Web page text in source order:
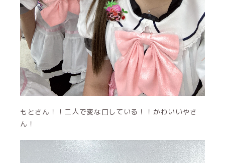
もとさん！！二人で変な口している！！かわいいやさ
ん！